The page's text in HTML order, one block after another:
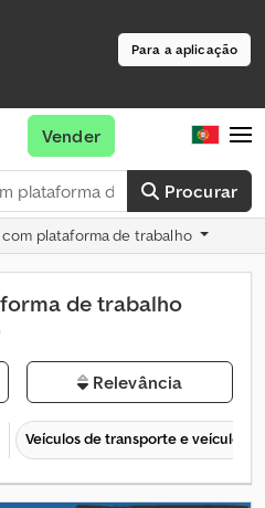
Para a aplicação
Procurar
Vender
plataforma de trabalho
de trabalho
Relevância
Veículos de transporte e veículos